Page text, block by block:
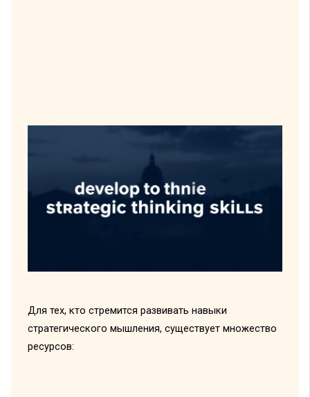
Для тех, кто стремится развивать навыки
стратегического мышления, существует множество
ресурсов: